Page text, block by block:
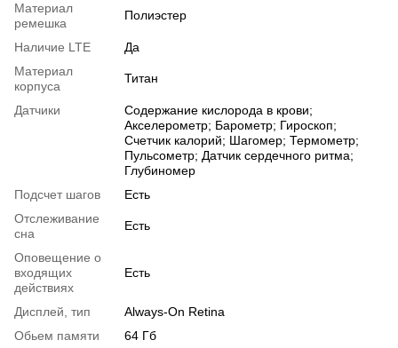
Материал
ремешка
Полиэстер
Наличие LTE
Да
Материал
корпуса
Титан
Датчики
Содержание кислорода в крови;
Акселерометр; Барометр; Гироскоп;
Счетчик калорий; Шагомер; Термометр;
Пульсометр; Датчик сердечного ритма;
Глубиномер
Подсчет шагов
Есть
Отслеживание
сна
Есть
Оповещение о
входящих
действиях
Есть
Дисплей, тип
Always-On Retina
Обьем памяти
64 Гб